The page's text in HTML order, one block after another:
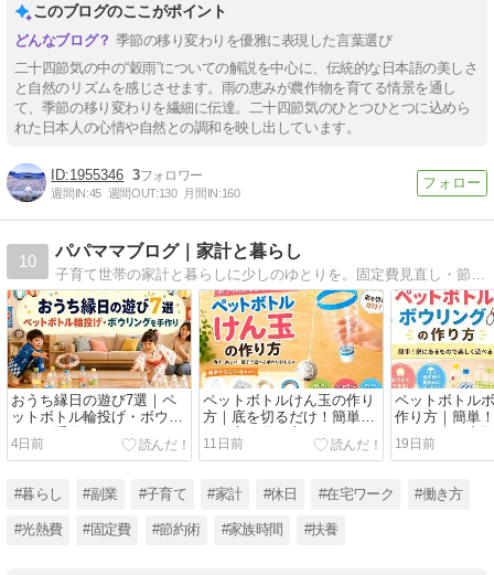
このブログのここがポイント
季節の移り変わりを優雅に表現した言葉選び
二十四節気の中の“穀雨”についての解説を中心に、伝統的な日本語の美しさ
と自然のリズムを感じさせます。雨の恵みが農作物を育てる情景を通し
て、季節の移り変わりを繊細に伝達。二十四節気のひとつひとつに込めら
れた日本人の心情や自然との調和を映し出しています。
1955346 3
週間IN:45 週間OUT:130 月間IN:160
10
パパママブログ｜家計と暮らし
子育て世帯の家計と暮らしに少しのゆとりを。固定費見直し・節約・副業・家族時間など、無理なく整えるヒントを発信しています。
おうち縁日の遊び7選｜ペ
ットボトル輪投げ・ボウリ
ングを手作り
4日前
ペットボトルけん玉の作り
方｜底を切るだけ！簡単な
作り方と遊び方
11日前
ペットボトル
作り方｜簡単
きの工夫・点
介
19日前
#暮らし #副業 #子育て #家計 #休日 #在宅ワーク #働き方
#光熱費 #固定費 #節約術 #家族時間 #扶養